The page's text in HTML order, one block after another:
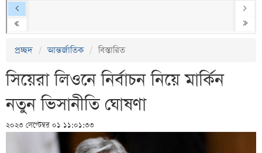
প্রচ্ছদ আন্তর্জাতিক বিস্তারিত
সিয়েরা লিওনে নির্বাচন নিয়ে মার্কিন
নতুন ভিসানীতি ঘোষণা
২০২৩ সেপ্টেম্বর ০১ ১১:০১:৩৩